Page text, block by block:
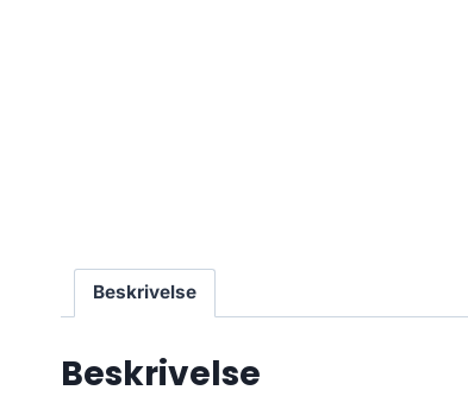
Beskrivelse
Beskrivelse